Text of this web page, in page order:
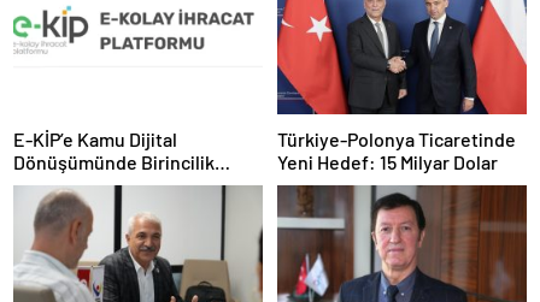
E-KİP’e Kamu Dijital
Dönüşümünde Birincilik
Ödülü
Türkiye-Polonya Ticaretinde
Yeni Hedef: 15 Milyar Dolar